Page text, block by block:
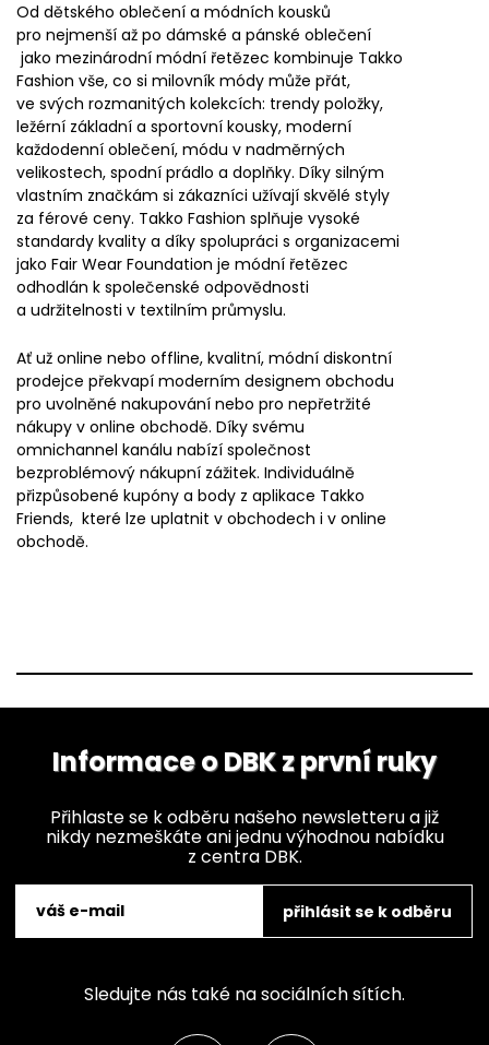
Od dětského oblečení a módních kousků
pro nejmenší až po dámské a pánské oblečení
jako mezinárodní módní řetězec kombinuje Takko
Fashion vše, co si milovník módy může přát,
ve svých rozmanitých kolekcích: trendy položky,
ležérní základní a sportovní kousky, moderní
každodenní oblečení, módu v nadměrných
velikostech, spodní prádlo a doplňky. Díky silným
vlastním značkám si zákazníci užívají skvělé styly
za férové ceny. Takko Fashion splňuje vysoké
standardy kvality a díky spolupráci s organizacemi
jako Fair Wear Foundation je módní řetězec
odhodlán k společenské odpovědnosti
a udržitelnosti v textilním průmyslu.
Ať už online nebo offline, kvalitní, módní diskontní
prodejce překvapí moderním designem obchodu
pro uvolněné nakupování nebo pro nepřetržité
nákupy v online obchodě. Díky svému
omnichannel kanálu nabízí společnost
bezproblémový nákupní zážitek. Individuálně
přizpůsobené kupóny a body z aplikace Takko
Friends, které lze uplatnit v obchodech i v online
obchodě.
Informace o DBK z první ruky
Přihlaste se k odběru našeho newsletteru a již
nikdy nezmeškáte ani jednu výhodnou nabídku
z centra DBK.
přihlásit se k odběru
Sledujte nás také na sociálních sítích.